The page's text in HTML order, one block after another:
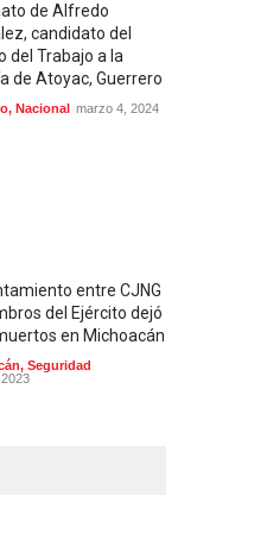
de Alfredo
candidato del
del Trabajo a la
de Atoyac, Guerrero
, Nacional marzo 4, 2024
entre CJNG
del Ejército dejó
en Michoacán
, Seguridad